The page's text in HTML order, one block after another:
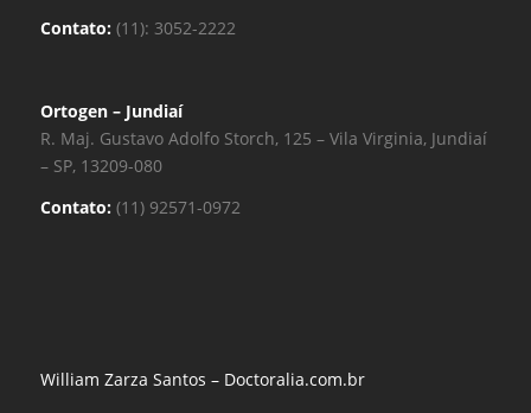
Contato: (11): 3052-2222
Ortogen – Jundiaí
R. Maj. Gustavo Adolfo Storch, 125 – Vila Virginia, Jundiaí
– SP, 13209-080
Contato: (11) 92571-0972
William Zarza Santos – Doctoralia.com.br